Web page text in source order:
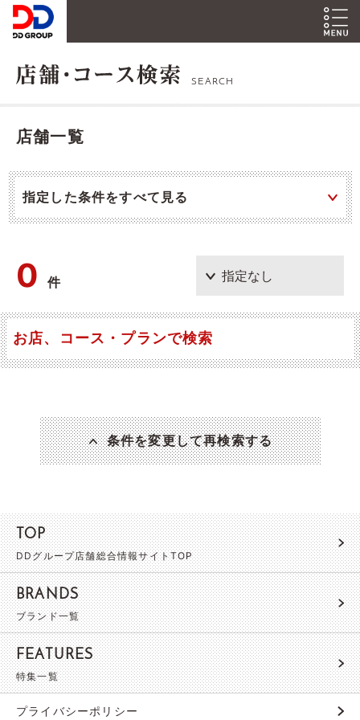
SEARCH
店舗一覧
指定した条件をすべて見る
0件
お店、コース・プランで検索
条件を変更して再検索する
TOP
DDグループ店舗総合情報サイトTOP
BRANDS
ブランド一覧
FEATURES
特集一覧
プライバシーポリシー